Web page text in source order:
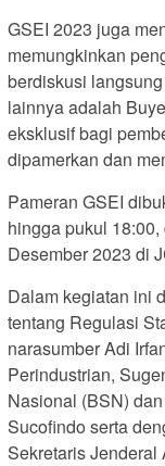
GSEI 2023 juga
memungkinkan
berdiskusi
lainnya adalah
eksklusif bagi
dipamerkan dan
Pameran GSEI
hingga pukul
Desember 2023 di
Dalam kegiatan ini
tentang Regulasi
narasumber Adi
Perindustrian,
Nasional (BSN)
Sucofindo serta
Sekretaris Jenderal